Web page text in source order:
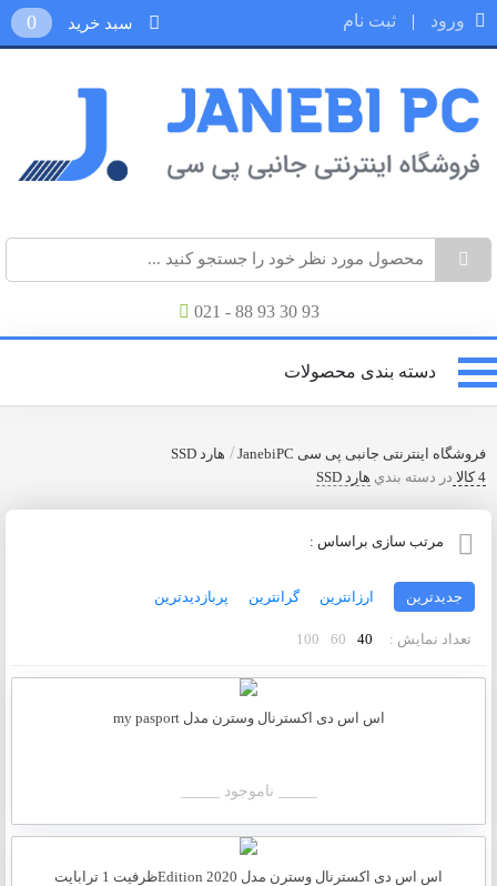
ورود | ثبت نام 0
021 - 88 93 30 93
دسته بندی محصولات
فروشگاه اینترنتی جانبی پی سی JanebiPC / هارد SSD
4 کالا
در دسته بندي هارد SSD
مرتب سازی براساس :
جدیدترین ارزانترین گرانترین پربازدیدترین
تعداد نمایش : 40
60
100
اس اس دی اکسترنال وسترن مدل my pasport
_____ ناموجود _____
اس اس دی اکسترنال وسترن مدل 2020 Editionظرفیت 1 ترابایت